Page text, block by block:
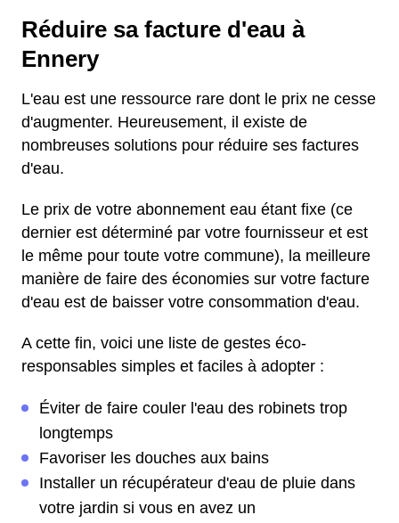
Réduire sa facture d'eau à
Ennery
L'eau est une ressource rare dont le prix ne cesse
d'augmenter. Heureusement, il existe de
nombreuses solutions pour réduire ses factures
d'eau.
Le prix de votre abonnement eau étant fixe (ce
dernier est déterminé par votre fournisseur et est
le même pour toute votre commune), la meilleure
manière de faire des économies sur votre facture
d'eau est de baisser votre consommation d'eau.
A cette fin, voici une liste de gestes éco-
responsables simples et faciles à adopter :
Éviter de faire couler l'eau des robinets trop
longtemps
Favoriser les douches aux bains
Installer un récupérateur d'eau de pluie dans
votre jardin si vous en avez un